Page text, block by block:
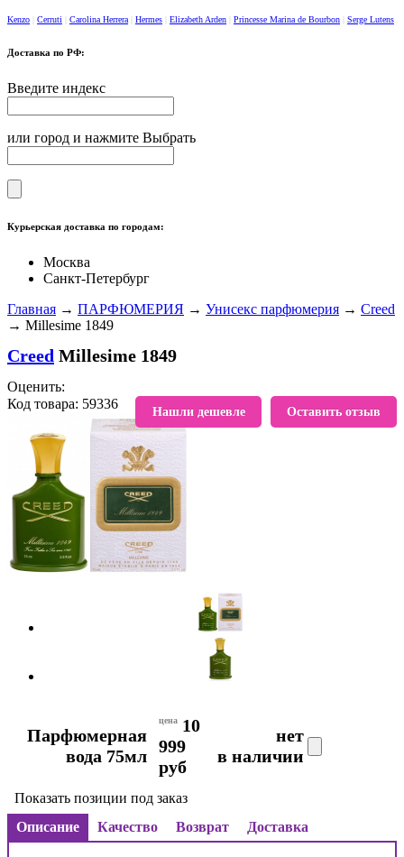
Kenzo Cerruti Carolina Herrera Hermes Elizabeth Arden Princesse Marina de Bourbon Serge Lutens
Доставка по РФ:
Введите индекс
или город и нажмите Выбрать
Курьерская доставка по городам:
Москва
Санкт-Петербург
Главная → ПАРФЮМЕРИЯ → Унисекс парфюмерия → Creed
→ Millesime 1849
Creed Millesime 1849
Оставить отзыв
Нашли дешевле
Оценить:
Код товара: 59336
В избранное
Парфюмерная
вода 75мл
цена 10
999
руб
нет
в наличии
Показать позиции под заказ
Описание
Качество Возврат Доставка